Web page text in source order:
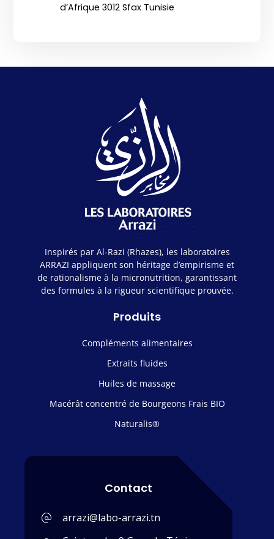
d’Afrique 3012 Sfax Tunisie
Inspirés par Al-Razi (Rhazes), les laboratoires
ARRAZI appliquent son héritage d’empirisme et
de rationalisme à la micronutrition, garantissant
des formules à la rigueur scientifique prouvée.
Produits
Compléments alimentaires
Extraits fluides
Huiles de massage
Macérât concentré de Bourgeons Frais BIO
Naturalis®
Contact
arrazi@labo-arrazi.tn